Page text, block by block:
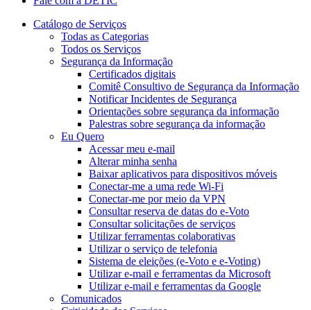
Catálogo de Serviços
Todas as Categorias
Todos os Serviços
Segurança da Informação
Certificados digitais
Comitê Consultivo de Segurança da Informação
Notificar Incidentes de Segurança
Orientações sobre segurança da informação
Palestras sobre segurança da informação
Eu Quero
Acessar meu e-mail
Alterar minha senha
Baixar aplicativos para dispositivos móveis
Conectar-me a uma rede Wi-Fi
Conectar-me por meio da VPN
Consultar reserva de datas do e-Voto
Consultar solicitações de serviços
Utilizar ferramentas colaborativas
Utilizar o serviço de telefonia
Sistema de eleições (e-Voto e e-Voting)
Utilizar e-mail e ferramentas da Microsoft
Utilizar e-mail e ferramentas da Google
Comunicados